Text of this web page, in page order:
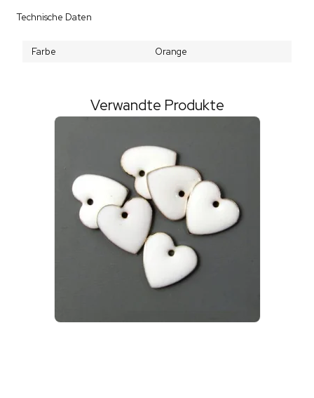
Technische Daten
Farbe Orange
Verwandte Produkte